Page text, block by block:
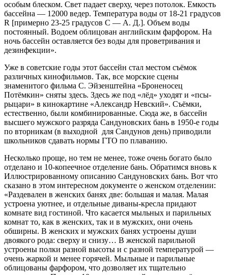
особым блеском. Свет падает сверху, через потолок. Емкость
бассейна — 12000 ведер. Температура воды от 18-21 градусов
R [примерно 23-25 градусов С — А. Д.]. Объем воды
постоянный. Водоем облицован английским фарфором. На
ночь бассейн оставляется без воды для проветривания и
дезинфекции».
Уже в советские годы этот бассейн стал местом съёмок
различных кинофильмов. Так, все морские сцены
знаменитого фильма С. Эйзенштейна «Броненосец
Потёмкин» сняты здесь. Здесь же под «лёд» уходят и «псы-
рыцари» в кинокартине «Александр Невский». Съёмки,
естественно, были комбинированные. Сюда же, в бассейн
высшего мужского разряда Сандуновских бань в 1950-е годы
по вторникам (в выходной для Сандунов день) приводили
школьников сдавать нормы ГТО по плаванию.
Несколько проще, но тем не менее, тоже очень богато было
отделано и 10-копеечное отделение бань. Обратимся вновь к
Иллюстрированному описанию Сандуновских бань. Вот что
сказано в этом интересном документе о женском отделении:
«Раздевален в женских банях две: большая и малая. Малая
устроена уютнее, и отдельные диваны-кресла придают
комнате вид гостиной. Что касается мыльных и парильных
комнат то, как в женских, так и в мужских, они очень
обширны. В женских и мужских банях устроены души
двоякого рода: сверху и снизу… В женской парильной
устроены полки разной высоты и с разной температурой —
очень жаркой и менее горячей. Мыльные и парильные
облицованы фарфором, что дозволяет их тщательно